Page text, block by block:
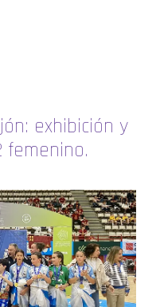
exhibición y
femenino.